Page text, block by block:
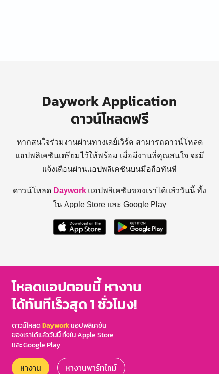
Daywork Application
ดาวน์โหลดฟรี
หากสนใจร่วมงานผ่านทางเดย์เวิร์ค สามารถดาวน์โหลด
แอปพลิเคชันเตรียมไว้ให้พร้อม เมื่อมีงานที่คุณสนใจ จะมี
แจ้งเตือนผ่านแอปพลิเคชันบนมือถือทันที
ดาวน์โหลด Daywork แอปพลิเคชันของเราได้แล้ววันนี้ ทั้ง
ใน Apple Store และ Google Play
โหลดแอปตอนนี้ หางาน
ได้ทันทีเร็วสุด 1 ชั่วโมง!
ดาวน์โหลดDayworkแอปพลิเคชัน
ของเราได้แล้ววันนี้ ทั้งใน Apple Store
และ Google Play
หางาน หางานพาร์ทไทม์